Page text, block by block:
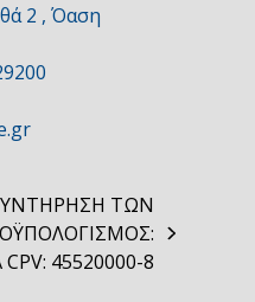
2 , Όαση
ΣΥΝΤΗΡΗΣΗ ΤΩΝ
45520000-8